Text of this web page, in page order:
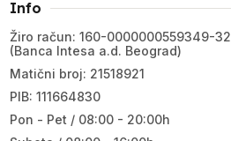
Info
Žiro račun: 160-0000000559349-32
(Banca Intesa a.d. Beograd)
Matični broj: 21518921
PIB: 111664830
Pon - Pet / 08:00 - 20:00h